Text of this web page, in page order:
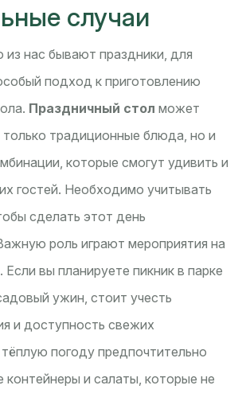
случаи
нас бывают праздники, для
подход к приготовлению
Праздничный стол может
только традиционные блюда, но и
которые смогут удивить и
гостей. Необходимо учитывать
сделать этот день
роль играют мероприятия на
вы планируете пикник в парке
ужин, стоит учесть
и доступность свежих
погоду предпочтительно
контейнеры и салаты, которые не